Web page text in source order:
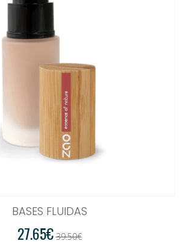
BASES FLUIDAS
27.65€ 39.50€